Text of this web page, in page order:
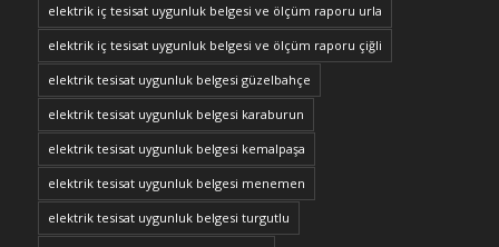
elektrik iç tesisat uygunluk belgesi ve ölçüm raporu urla
elektrik iç tesisat uygunluk belgesi ve ölçüm raporu çiğli
elektrik tesisat uygunluk belgesi güzelbahçe
elektrik tesisat uygunluk belgesi karaburun
elektrik tesisat uygunluk belgesi kemalpaşa
elektrik tesisat uygunluk belgesi menemen
elektrik tesisat uygunluk belgesi turgutlu